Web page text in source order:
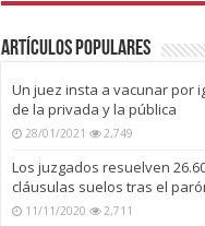
Artículos Populares
Un juez insta a vacunar por
de la privada y la pública
28/01/2021 2,749
Los juzgados resuelven
cláusulas suelos tras el
11/11/2020 2,711